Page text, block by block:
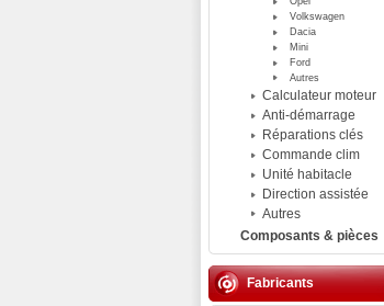
Volkswagen
Dacia
Mini
Ford
Autres
Calculateur moteur
Anti-démarrage
Réparations clés
Commande clim
Unité habitacle
Direction assistée
Autres
Composants & pièces
Fabricants